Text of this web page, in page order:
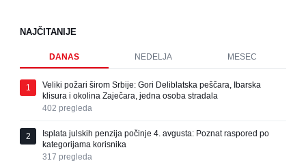
NAJČITANIJE
DANAS NEDELJA MESEC
1
Veliki požari širom Srbije: Gori Deliblatska peščara, Ibarska
klisura i okolina Zaječara, jedna osoba stradala
402 pregleda
2
Isplata julskih penzija počinje 4. avgusta: Poznat raspored po
kategorijama korisnika
317 pregleda